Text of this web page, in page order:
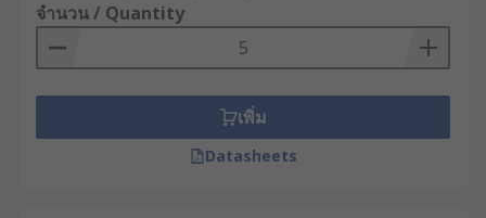
จำนวน / Quantity
เพิ่ม
Datasheets